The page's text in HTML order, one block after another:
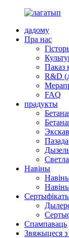
дадому
Пра нас
Паказ
R&D
FAQ
прадукты
Навіны
Спампаваць
Звяжыцеся з